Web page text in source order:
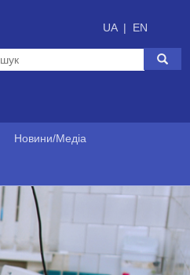
UA | EN
Новини/Медіа